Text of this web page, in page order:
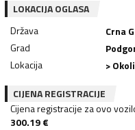
LOKACIJA OGLASA
Država
Crna
Grad
Lokacija
>
CIJENA REGISTRACIJE
Cijena registracije za ovo
300.19€